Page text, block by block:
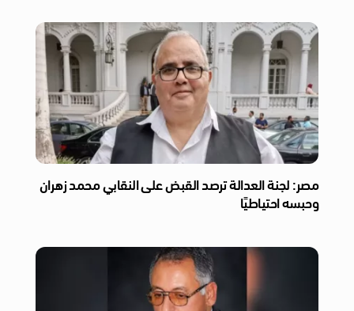
مصر: لجنة العدالة ترصد القبض على النقابي محمد زهران
وحبسه احتياطيًا